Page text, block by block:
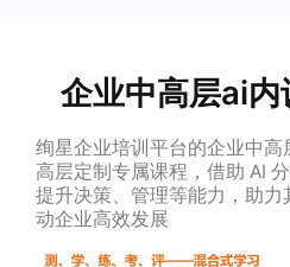
企业中高层ai
绚星企业培训平台的企业中高
高层定制专属课程，借助 AI
提升决策、管理等能力，助
动企业高效发展